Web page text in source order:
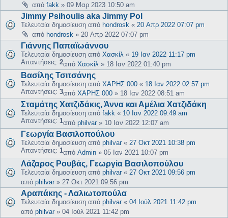
από fakk » 09 Μαρ 2023 10:50 am
Jimmy Psihoulis aka Jimmy Pol
Τελευταία δημοσίευση από hondrosk « 20 Απρ 2022 07:07 pm
από hondrosk » 20 Απρ 2022 07:07 pm
Γιάννης Παπαϊωάννου
Τελευταία δημοσίευση από Χασκίλ « 19 Ιαν 2022 11:17 pm
Απαντήσεις: 2από Χασκίλ » 18 Ιαν 2022 01:40 pm
Βασίλης Τσιτσάνης
Τελευταία δημοσίευση από ΧΑΡΗΣ 000 « 18 Ιαν 2022 02:57 pm
Απαντήσεις: 3από ΧΑΡΗΣ 000 » 18 Ιαν 2022 08:51 am
Σταμάτης Χατζιδάκις, Άννα και Αμέλια Χατζιδάκη
Τελευταία δημοσίευση από fakk « 10 Ιαν 2022 09:49 am
Απαντήσεις: 1από philvar » 10 Ιαν 2022 12:07 am
Γεωργία Βασιλοπούλου
Τελευταία δημοσίευση από philvar « 27 Οκτ 2021 10:38 pm
Απαντήσεις: 1από Admin » 05 Ιαν 2021 10:07 pm
Λάζαρος Ρουβάς, Γεωργία Βασιλοπούλου
Τελευταία δημοσίευση από philvar « 27 Οκτ 2021 09:56 pm
από philvar » 27 Οκτ 2021 09:56 pm
Αραπάκης - Λαλιωτοπούλα
Τελευταία δημοσίευση από philvar « 04 Ιούλ 2021 11:42 pm
από philvar » 04 Ιούλ 2021 11:42 pm